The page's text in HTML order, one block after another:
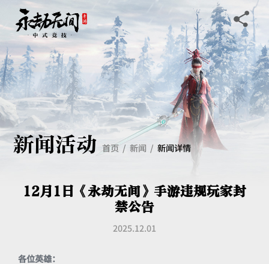
新闻活动 首页 新闻 新闻详情
12月1日《永劫无间》手游违规玩家封
禁公告
2025.12.01
各位英雄：